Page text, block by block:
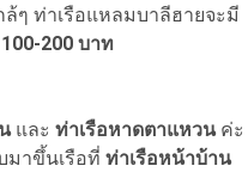
ๆ ท่าเรือแหลมบาลีฮายจะมี
100-200 บาท
และ ท่าเรือหาดตาแหวนค่ะ
มาขึ้นเรือที่ ท่าเรือหน้าบ้าน